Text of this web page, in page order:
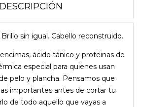
DESCRIPCIÓN
sin igual. Cabello reconstruido.
ácido tánico y proteinas de
especial para quienes usan
pelo y plancha. Pensamos que
importantes antes de cortar tu
de todo aquello que vayas a